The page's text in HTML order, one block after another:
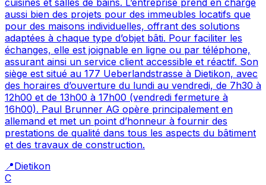
cuisines et salles de bains. L’entreprise prend en charge
aussi bien des projets pour des immeubles locatifs que
pour des maisons individuelles, offrant des solutions
adaptées à chaque type d’objet bâti. Pour faciliter les
échanges, elle est joignable en ligne ou par téléphone,
assurant ainsi un service client accessible et réactif. Son
siège est situé au 177 Ueberlandstrasse à Dietikon, avec
des horaires d’ouverture du lundi au vendredi, de 7h30 à
12h00 et de 13h00 à 17h00 (vendredi fermeture à
16h00). Paul Brunner AG opère principalement en
allemand et met un point d’honneur à fournir des
prestations de qualité dans tous les aspects du bâtiment
et des travaux de construction.
📍Dietikon
C